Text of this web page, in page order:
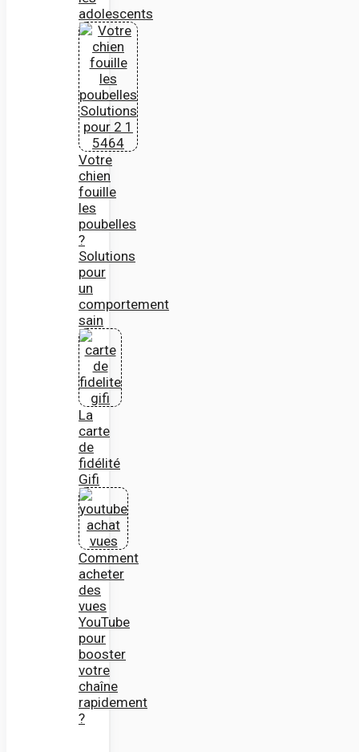
adolescents
Votre
chien
fouille
les
poubelles
?
Solutions
pour
un
comportement
sain
La
carte
de
fidélité
Gifi
Comment
acheter
des
vues
YouTube
pour
booster
votre
chaîne
rapidement
?